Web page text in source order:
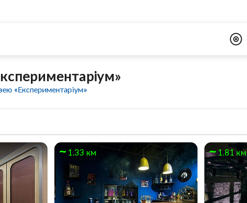
«Експериментаріум»
1.33 км 1.81 км